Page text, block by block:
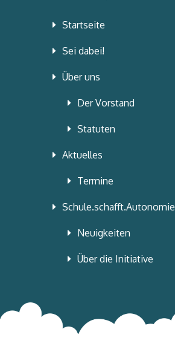
Startseite
Sei dabei!
Über uns
Der Vorstand
Statuten
Aktuelles
Termine
Schule.schafft.Autonomie
Neuigkeiten
Über die Initiative